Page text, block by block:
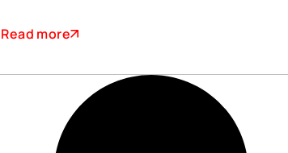
Read more